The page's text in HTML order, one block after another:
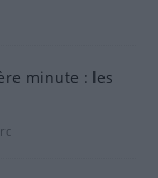
minute : les